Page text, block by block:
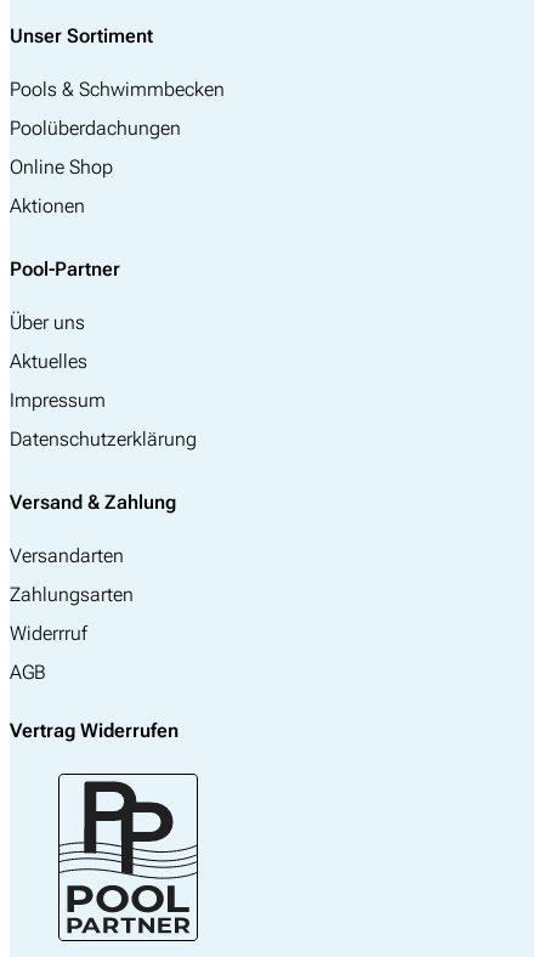
Unser Sortiment
Pools & Schwimmbecken
Poolüberdachungen
Online Shop
Aktionen
Pool-Partner
Über uns
Aktuelles
Impressum
Datenschutzerklärung
Versand & Zahlung
Versandarten
Zahlungsarten
Widerrruf
AGB
Vertrag Widerrufen